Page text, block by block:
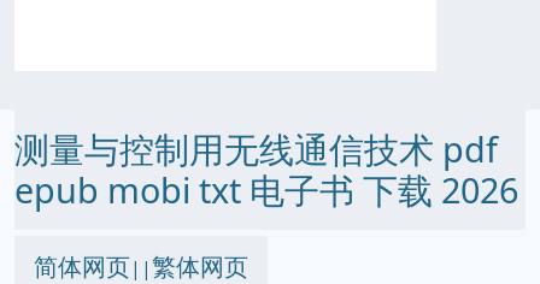
测量与控制用无线通信技术 pdf
epub mobi txt 电子书 下载 2026
简体网页||繁体网页